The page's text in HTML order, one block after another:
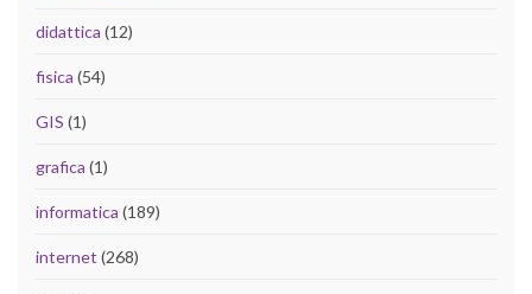
didattica (12)
fisica (54)
GIS (1)
grafica (1)
informatica (189)
internet (268)